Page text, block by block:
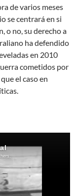
de varios meses
se centrará en si
o no, su derecho a
ha defendido
en 2010
cometidos por
el caso en